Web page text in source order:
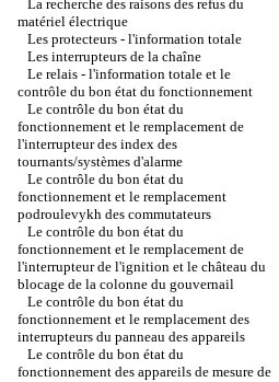
La recherche des raisons des refus du
matériel électrique
Les protecteurs - l'information totale
Les interrupteurs de la chaîne
Le relais - l'information totale et le
contrôle du bon état du fonctionnement
Le contrôle du bon état du
fonctionnement et le remplacement de
l'interrupteur des index des
tournants/systèmes d'alarme
Le contrôle du bon état du
fonctionnement et le remplacement
podroulevykh des commutateurs
Le contrôle du bon état du
fonctionnement et le remplacement de
l'interrupteur de l'ignition et le château du
blocage de la colonne du gouvernail
Le contrôle du bon état du
fonctionnement et le remplacement des
interrupteurs du panneau des appareils
Le contrôle du bon état du
fonctionnement des appareils de mesure de